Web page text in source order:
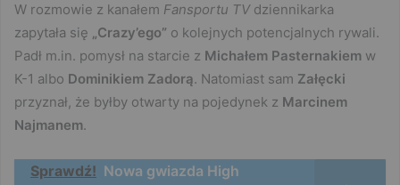
W rozmowie z kanałem Fansportu TVdziennikarka
zapytała się „Crazy’ego” o kolejnych potencjalnych rywali.
Padł m.in. pomysł na starcie z Michałem Pasternakiem w
K-1 albo Dominikiem Zadorą. Natomiast sam Załęcki
przyznał, że byłby otwarty na pojedynek z Marcinem
Najmanem.
Sprawdź! Nowa gwiazda High